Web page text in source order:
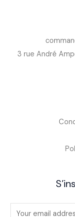
3 rue André